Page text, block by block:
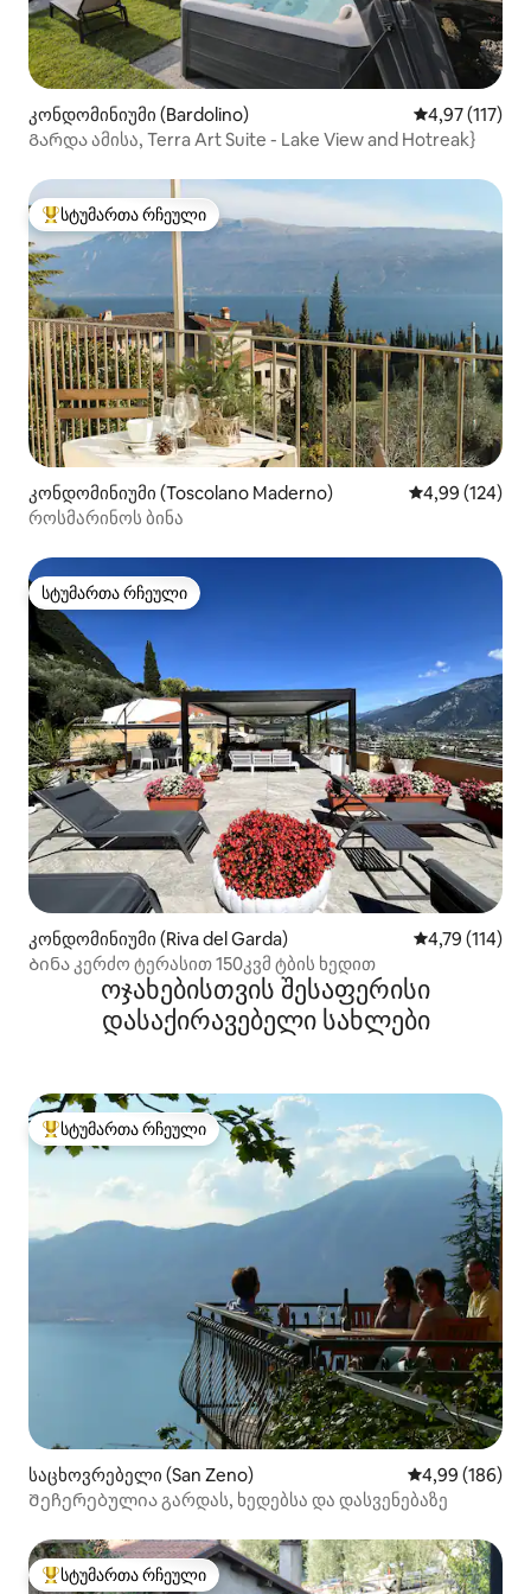
კონდომინიუმი (Bardolino) საშუალო
4,97 (117)
Გარდა ამისა, Terra Art Suite - Lake View and Hotreak}
სტუმართა რჩეული მოწინავე ვარიანტი
სტუმართა რჩეული
კონდომინიუმი (Toscolano Maderno) საშუალო
4,99 (124)
როსმარინოს ბინა
სტუმართა რჩეული
სტუმართა რჩეული
კონდომინიუმი (Riva del Garda) საშუალო
4,79 (114)
Ბინა კერძო ტერასით 150კვმ ტბის ხედით
ოჯახებისთვის შესაფერისი
დასაქირავებელი სახლები
სტუმართა რჩეული მოწინავე ვარიანტი
სტუმართა რჩეული
საცხოვრებელი (San Zeno) საშუალო
4,99 (186)
Შეჩერებულია გარდას, ხედებსა და დასვენებაზე
სტუმართა რჩეული მოწინავე ვარიანტი
სტუმართა რჩეული